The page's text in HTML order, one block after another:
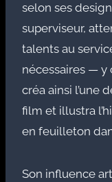
selon ses
superviseur,
talents au
nécessaires — y
créa ainsi l’une
film et illustra
en feuilleton
Son influence